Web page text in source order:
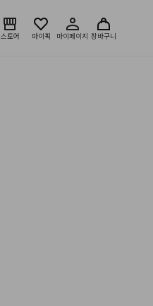
스토어 마이픽 마이페이지 장바구니